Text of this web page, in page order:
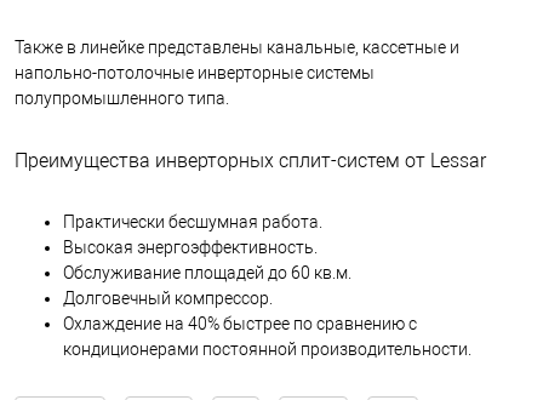
Также в линейке представлены канальные, кассетные и
напольно-потолочные инверторные системы
полупромышленного типа.
Преимущества инверторных сплит-систем от Lessar
Практически бесшумная работа.
Высокая энергоэффективность.
Обслуживание площадей до 60 кв.м.
Долговечный компрессор.
Охлаждение на 40% быстрее по сравнению с
кондиционерами постоянной производительности.